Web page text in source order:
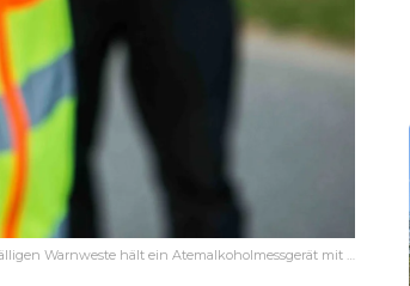
Warnweste hält ein Atemalkoholmessgerät mit …